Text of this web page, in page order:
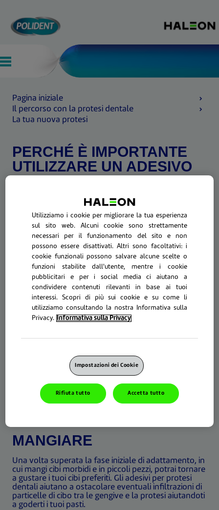
Pagina iniziale
Il percorso con la protesi dentale
La tua nuova protesi
PERCHÉ È IMPORTANTE
UTILIZZARE UN ADESIVO
PER PROTESI
Quando indossi una protesi dentale, sentirla stabile
nella tua bocca può aumentare la sensazione di
fiducia nell'affrontare la vita quotidiana. Gli adesivi
per protesi, anche chiamati fissativi, possono
semplificarti la vita offrendoti stabilità e comfort in
modo che tu possa goderti il tempo passato con gli
amici e continuare a mangiare i tuoi cibi preferiti.
crema, strisce, polvere o cuscinetti e possono aiutarti
a sentire la protesi molto più stabile. Un adesivo per
MANGIARE
Una volta superata la fase iniziale di adattamento, in
cui mangi cibi morbidi e in piccoli pezzi, potrai tornare
a gustare i tuoi cibi preferiti. Gli adesivi per protesi
dentali aiutano a ostacolare eventuali infiltrazioni di
particelle di cibo tra le gengive e la protesi aiutandoti
a goderti i tuoi pasti.
Utilizziamo i cookie per migliorare la tua esperienza
sul sito web. Alcuni cookie sono strettamente
necessari per il funzionamento del sito e non
possono essere disattivati. Altri sono facoltativi: i
cookie funzionali possono salvare alcune scelte o
funzioni stabilite dall'utente, mentre i cookie
pubblicitari e per i social media ci aiutano a
condividere contenuti rilevanti in base ai tuoi
interessi. Scopri di più sui cookie e su come li
utilizziamo consultando la nostra Informativa sulla
Privacy.
Informativa sulla Privacy
Impostazioni dei Cookie
Rifiuta tutto Accetta tutto